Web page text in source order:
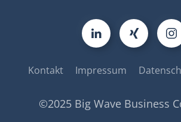
Kontakt Impressum
©2025 Big Wave Business